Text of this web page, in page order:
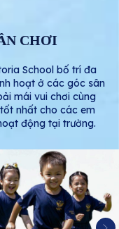
CHƠI
School bố trí đa
hoạt ở các góc sân
mái vui chơi cùng
nhất cho các em
động tại trường.